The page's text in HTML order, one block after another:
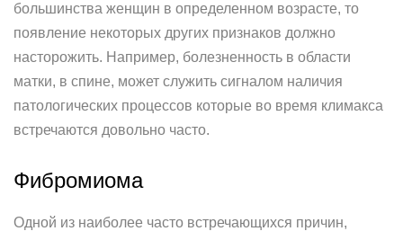
большинства женщин в определенном возрасте, то
появление некоторых других признаков должно
насторожить. Например, болезненность в области
матки, в спине, может служить сигналом наличия
патологических процессов которые во время климакса
встречаются довольно часто.
Фибромиома
Одной из наиболее часто встречающихся причин,